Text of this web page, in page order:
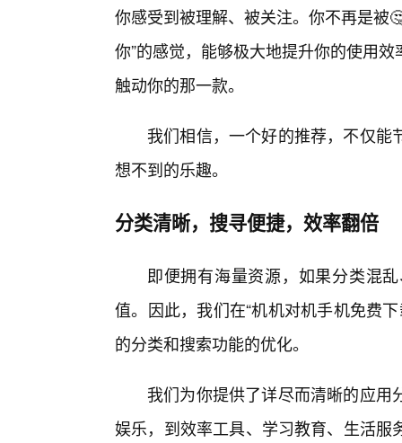
你感受到被理解、被关注。你不再是被
你”的感觉，能够极大地提升你的使用
触动你的那一款。
我们相信，一个好的推荐，不仅
想不到的乐趣。
分类清晰，搜寻便捷，效率翻倍
即便拥有海量资源，如果分类混
值。因此，我们在“机机对机手机免费
的分类和搜索功能的优化。
我们为你提供了详尽而清晰的应
娱乐，到效率工具、学习教育、生活